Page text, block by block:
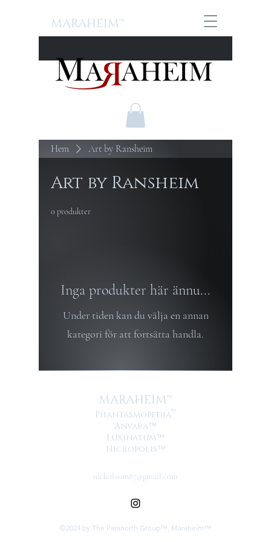
MARAHEIM™
Hem Art by Ransheim
Art by Ransheim
0 produkter
Inga produkter här ännu...
Under tiden kan du välja en annan
kategori för att fortsätta handla.
MARAHEIM™
Phantasmopedia™
Anvara™
Luxinatum™
Nicropolis™
nickolsson87@gmail.com
©2024 by The Paranorth Group™, Maraheim™